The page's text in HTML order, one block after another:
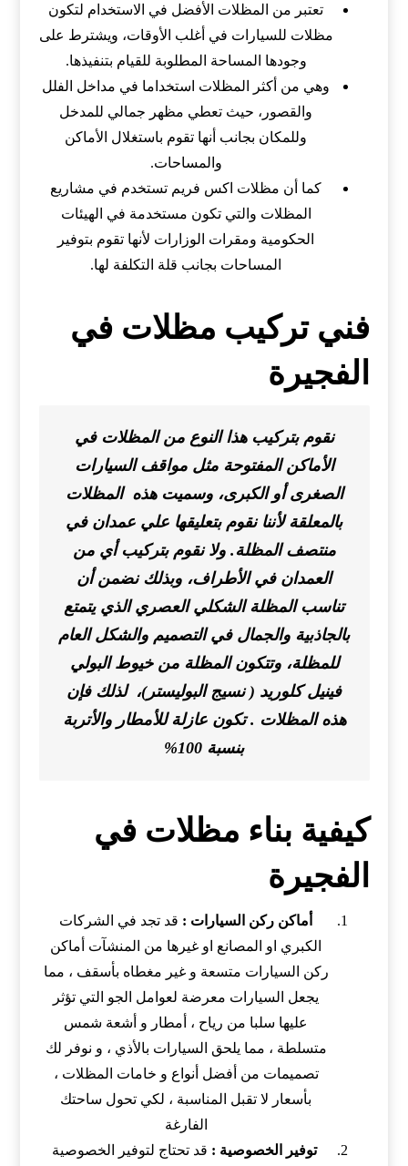
تعتبر من المظلات الأفضل في الاستخدام لتكون
مظلات للسيارات في أغلب الأوقات، ويشترط على
وجودها المساحة المطلوبة للقيام بتنفيذها.
وهي من أكثر المظلات استخداما في مداخل الفلل
والقصور، حيث تعطي مظهر جمالي للمدخل
وللمكان بجانب أنها تقوم باستغلال الأماكن
والمساحات.
كما أن مظلات اكس فريم تستخدم في مشاريع
المظلات والتي تكون مستخدمة في الهيئات
الحكومية ومقرات الوزارات لأنها تقوم بتوفير
المساحات بجانب قلة التكلفة لها.
فني تركيب مظلات في
الفجيرة
نقوم بتركيب هذا النوع من المظلات في
الأماكن المفتوحة مثل مواقف السيارات
الصغرى أو الكبرى، وسميت هذه المظلات
بالمعلقة لأننا نقوم بتعليقها علي عمدان في
منتصف المظلة. ولا نقوم بتركيب أي من
العمدان في الأطراف، وبذلك نضمن أن
تناسب المظلة الشكلي العصري الذي يتمتع
بالجاذبية والجمال في التصميم والشكل العام
للمظلة، وتتكون المظلة من خيوط البولي
فينيل كلوريد ( نسيج البوليستر)، لذلك فإن
هذه المظلات . تكون عازلة للأمطار والأتربة
بنسبة 100%
كيفية بناء مظلات في
الفجيرة
أماكن ركن السيارات : قد تجد في الشركات
الكبري او المصانع او غيرها من المنشآت أماكن
ركن السيارات متسعة و غير مغطاه بأسقف ، مما
يجعل السيارات معرضة لعوامل الجو التي تؤثر
عليها سلبا من رياح ، أمطار و أشعة شمس
متسلطة ، مما يلحق السيارات بالأذي ، و نوفر لك
تصميمات من أفضل أنواع و خامات المظلات ،
بأسعار لا تقبل المناسبة ، لكي تحول ساحتك
الفارغة
توفير الخصوصية : قد تحتاج لتوفير الخصوصية